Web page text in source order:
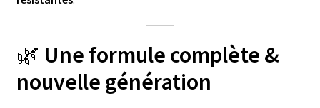
🌿 Une formule complète &
nouvelle génération